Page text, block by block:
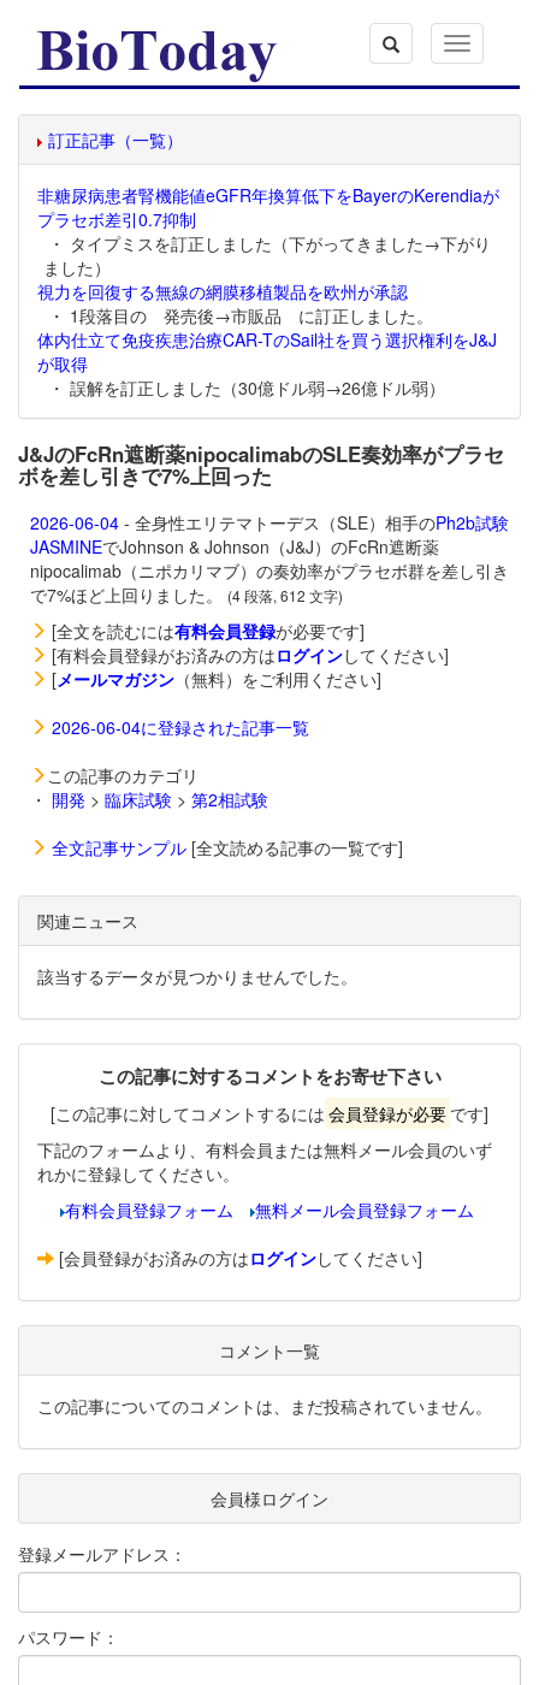
Toggle
navigation
訂正記事（一覧）
非糖尿病患者腎機能値eGFR年換算低下をBayerのKerendiaが
プラセボ差引0.7抑制
・ タイプミスを訂正しました（下がってきました→下がり
ました）
視力を回復する無線の網膜移植製品を欧州が承認
・ 1段落目の 発売後→市販品 に訂正しました。
体内仕立て免疫疾患治療CAR-TのSail社を買う選択権利をJ&J
が取得
・ 誤解を訂正しました（30億ドル弱→26億ドル弱）
J&JのFcRn遮断薬nipocalimabのSLE奏効率がプラセ
ボを差し引きで7%上回った
2026-06-04 - 全身性エリテマトーデス（SLE）相手のPh2b試験
JASMINEでJohnson & Johnson（J&J）のFcRn遮断薬
nipocalimab（ニポカリマブ）の奏効率がプラセボ群を差し引き
で7%ほど上回りました。
(4 段落, 612 文字)
[全文を読むには有料会員登録が必要です]
[有料会員登録がお済みの方はログインしてください]
[メールマガジン （無料）をご利用ください]
2026-06-04に登録された記事一覧
この記事のカテゴリ
・ 開発 > 臨床試験 > 第2相試験
全文記事サンプル [全文読める記事の一覧です]
関連ニュース
該当するデータが見つかりませんでした。
この記事に対するコメントをお寄せ下さい
[この記事に対してコメントするには 会員登録が必要 です]
下記のフォームより、有料会員または無料メール会員のいず
れかに登録してください。
有料会員登録フォーム
無料メール会員登録フォーム
[会員登録がお済みの方はログインしてください]
コメント一覧
この記事についてのコメントは、まだ投稿されていません。
会員様ログイン
登録メールアドレス：
パスワード：